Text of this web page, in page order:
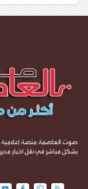
صوت العاصمة منصة إعلامية
بشكل مباشر في نقل اخبار